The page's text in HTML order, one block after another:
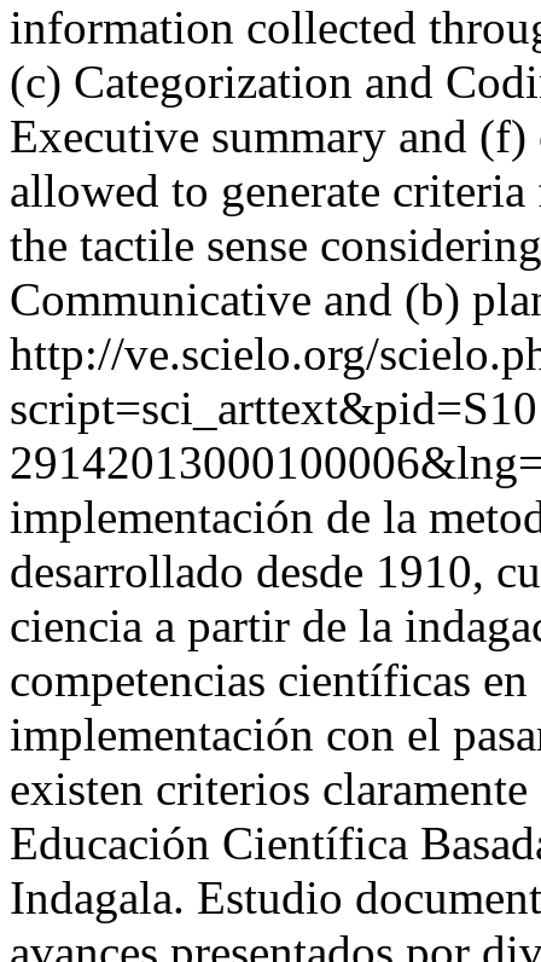
information collected
(c) Categorization and
Executive summary and
allowed to generate
the tactile sense
Communicative and (b)
http://ve.scielo.org/
implementación de la
desarrollado desde 1910,
ciencia a partir de la
competencias científicas
implementación con el
existen criterios
Educación Científica
Indagala. Estudio